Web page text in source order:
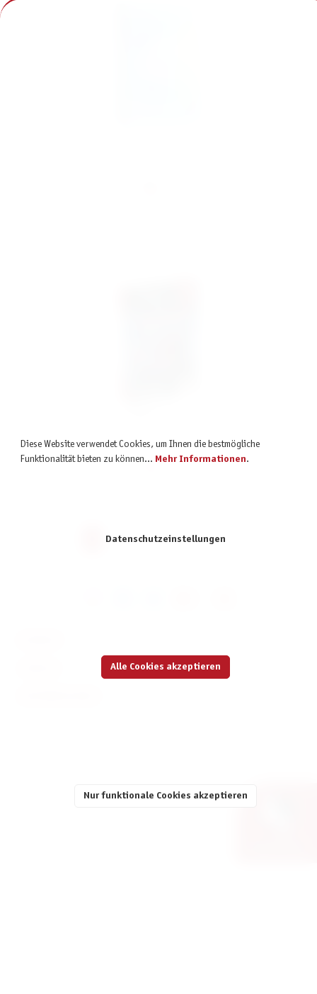
3,49 €
SeiteSeite
3 Seite
4 Seite
5
Diese Website verwendet Cookies, um Ihnen die bestmögliche
Funktionalität bieten zu können... Mehr Informationen.
Datenschutzeinstellungen
Nur funktionale Cookies akzeptieren
Alle Cookies akzeptieren